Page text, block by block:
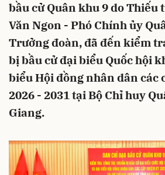
bầu cử Quân khu 9 do Thiếu
Văn Ngon - Phó Chính ủy
Trưởng đoàn, đã đến kiểm
bị bầu cử đại biểu Quốc hội
biểu Hội đồng nhân dân các
2026 - 2031 tại Bộ Chỉ huy
Giang.